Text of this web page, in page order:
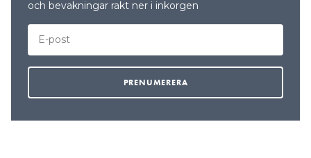
och bevakningar rakt ner i inkorgen